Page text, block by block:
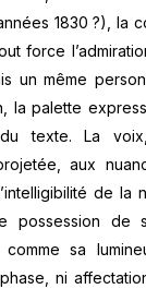
1830 ?), la
force
un même
la palette
texte. La
aux
de la
possession de
sa
ni